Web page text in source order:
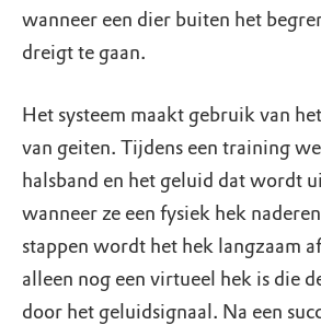
wanneer een dier buiten het
dreigt te gaan.
Het systeem maakt gebruik van
van geiten. Tijdens een training
halsband en het geluid dat wordt
wanneer ze een fysiek hek
stappen wordt het hek langzaam
alleen nog een virtueel hek is die
door het geluidsignaal. Na een